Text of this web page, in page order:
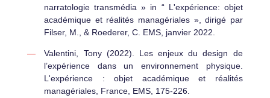
narratologie transmédia » in “ L'expérience: objet
académique et réalités managériales », dirigé par
Filser, M., & Roederer, C. EMS, janvier 2022.
Valentini, Tony (2022). Les enjeux du design de
l’expérience dans un environnement physique.
L'expérience : objet académique et réalités
managériales, France, EMS, 175-226.